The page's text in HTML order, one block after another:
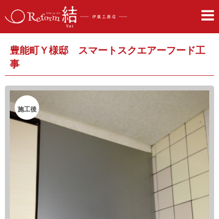
豊能町Ｙ様邸 スマートスクエアーフード工
事
施工後